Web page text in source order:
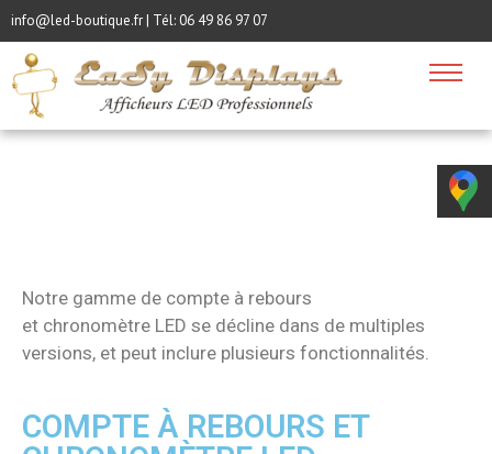
info@led-boutique.fr | Tél: 06 49 86 97 07
Notre gamme de compte à rebours
et chronomètre LED se décline dans de multiples
versions, et peut inclure plusieurs fonctionnalités.
COMPTE À REBOURS ET